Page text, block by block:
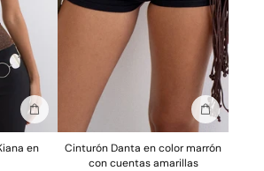
Añadir a la bolsa
en
Añadir a la
Cinturón Danta en color marrón
con cuentas amarillas